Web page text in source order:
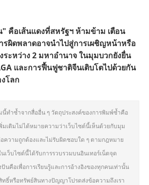
คือเส้นแดงที่สหรัฐฯ ห้ามข้าม เตือน
ผิดพลาดอาจนำไปสู่การเผชิญหน้าหรือ
ะหว่าง 2 มหาอำนาจ ในมุมบวกยังยื่น
และการฟื้นฟูชาติจีนเติบโตไปด้วยกัน
โลก
นี้ทำซ้ำจากสื่ออื่น ๆ วัตถุประสงค์ของการพิมพ์ซ้ำคือ
มเติมไม่ได้หมายความว่าเว็บไซต์นี้เห็นด้วยกับมุม
ความถูกต้องและไม่รับผิดชอบใด ๆ ตามกฎหมาย
เว็บไซต์นี้ได้รับการรวบรวมบนอินเทอร์เน็ตจุด
นคือเพื่อการเรียนรู้และการอ้างอิงของทุกคนเท่านั้น
ทธิ์หรือทรัพย์สินทางปัญญาโปรดส่งข้อความถึงเรา